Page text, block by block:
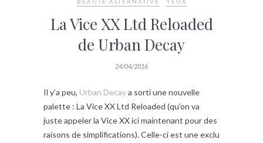
BEAUTÉ ALTERNATIVE YEUX
La Vice XX Ltd Reloaded
de Urban Decay
24/04/2016
Il y’a peu, Urban Decaya sorti une nouvelle
palette : La Vice XX Ltd Reloaded (qu’on va
juste appeler la Vice XX ici maintenant pour des
raisons de simplifications). Celle-ci est une exclu